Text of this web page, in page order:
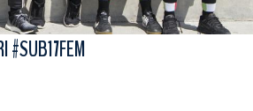
#SUB17FEM